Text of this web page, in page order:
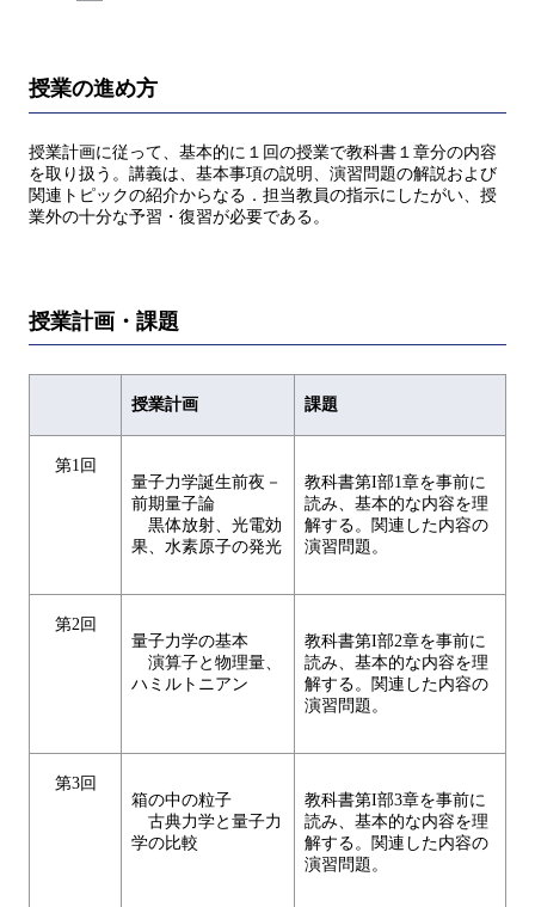
授業の進め方
授業計画に従って、基本的に１回の授業で教科書１章分の内容
を取り扱う。講義は、基本事項の説明、演習問題の解説および
関連トピックの紹介からなる．担当教員の指示にしたがい、授
業外の十分な予習・復習が必要である。
授業計画・課題
授業計画 課題
第1回
量子力学誕生前夜－
前期量子論
黒体放射、光電効
果、水素原子の発光
教科書第I部1章を事前に
読み、基本的な内容を理
解する。関連した内容の
演習問題。
第2回
量子力学の基本
演算子と物理量、
ハミルトニアン
教科書第I部2章を事前に
読み、基本的な内容を理
解する。関連した内容の
演習問題。
第3回
箱の中の粒子
古典力学と量子力
学の比較
教科書第I部3章を事前に
読み、基本的な内容を理
解する。関連した内容の
演習問題。